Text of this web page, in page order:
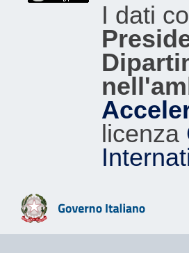
I dati
licenza